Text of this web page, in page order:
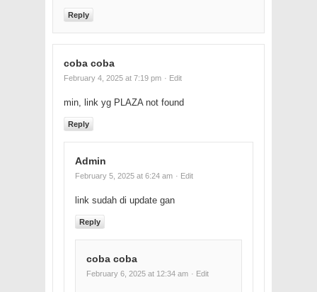
Reply
coba coba
February 4, 2025 at 7:19 pm · Edit
min, link yg PLAZA not found
Reply
Admin
February 5, 2025 at 6:24 am · Edit
link sudah di update gan
Reply
coba coba
February 6, 2025 at 12:34 am · Edit